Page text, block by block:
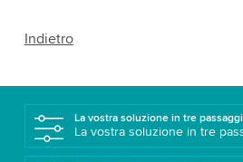
Indietro
La vostra soluzione in tre passaggi
La vostra soluzione in tre